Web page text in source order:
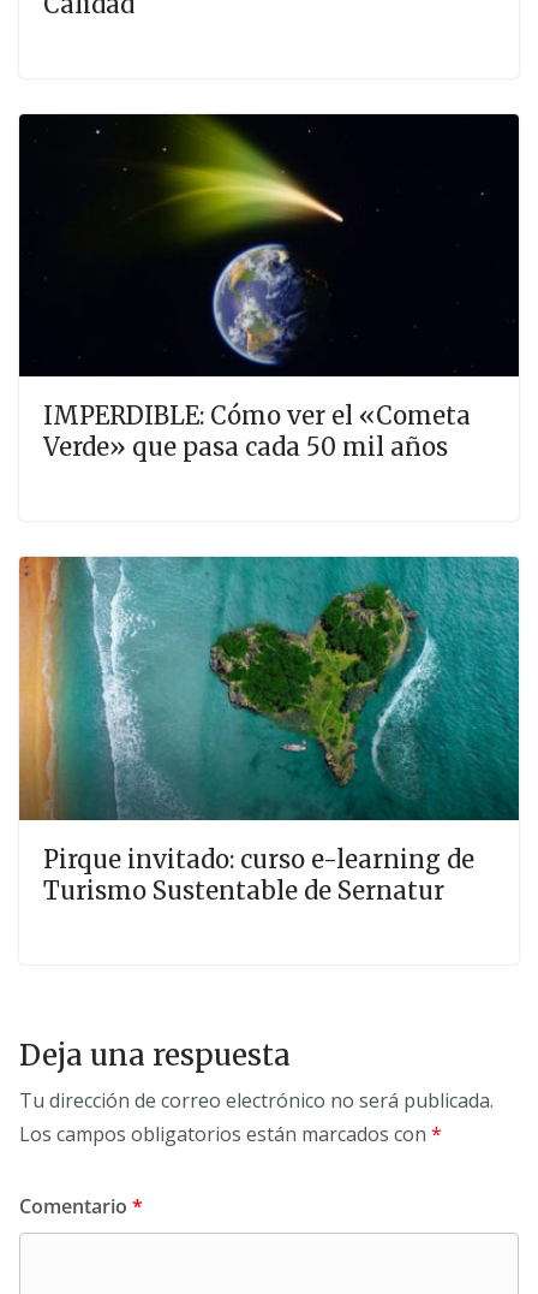
IMPERDIBLE: Cómo ver el «Cometa
Verde» que pasa cada 50 mil años
Pirque invitado: curso e-learning de
Turismo Sustentable de Sernatur
Deja una respuesta
Tu dirección de correo electrónico no será publicada.
Los campos obligatorios están marcados con *
Comentario *